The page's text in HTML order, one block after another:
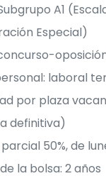
A1
Especial)
laboral
por plaza
definitiva)
50%, de
la bolsa: 2 años